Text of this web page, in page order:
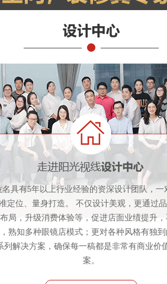
名具有5年以上行业经验的资深设计团队，一
定位、量身打造。 不仅设计美观，更通过
局，升级消费体验等，促进店面业绩提升
熟知多种眼镜店模式；更对各种风格有独
列解决方案，确保每一稿都是非常有商业价
案。